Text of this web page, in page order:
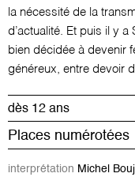
la nécessité de la
d’actualité. Et puis il y a
bien décidée à devenir
généreux, entre devoir
dès 12 ans
Places numérotées
interprétation Michel